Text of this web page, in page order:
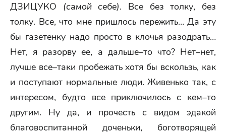
ДЗИЦУКО (самой себе). Все без толку, без
толку. Все, что мне пришлось пережить… Да эту
бы газетенку надо просто в клочья разодрать…
Нет, я разорву ее, а дальше–то что? Нет–нет,
лучше все–таки пробежать хотя бы вскользь, как
и поступают нормальные люди. Живенько так, с
интересом, будто все приключилось с кем–то
другим. Ну да, и прочесть с видом эдакой
благовоспитанной доченьки, боготворящей